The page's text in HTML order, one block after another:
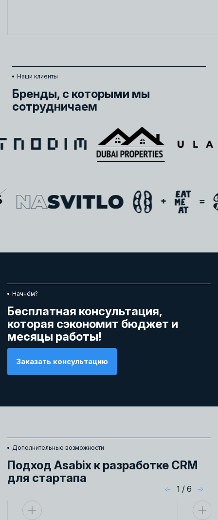
Наши клиенты
Бренды, с которыми мы
сотрудничаем
Начнём?
Бесплатная консультация,
которая сэкономит бюджет и
месяцы работы!
Заказать консультацию
Дополнительные возможности
Подход Asabix к разработке CRM
для стартапа
1 / 6